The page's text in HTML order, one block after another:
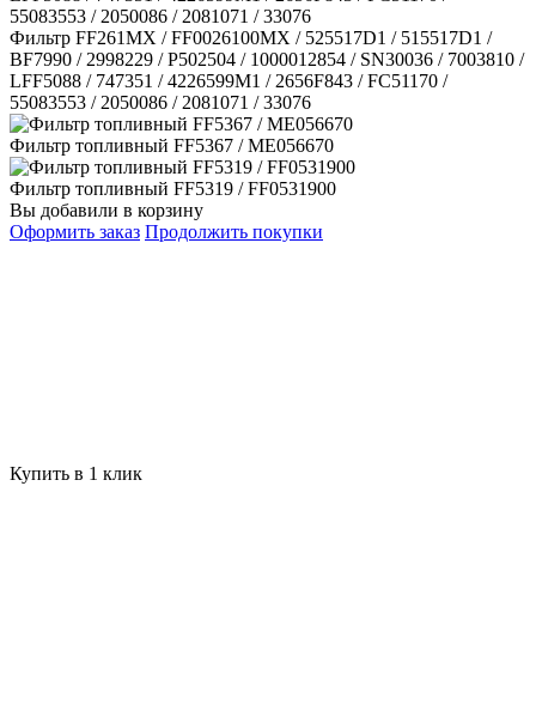
Фильтр FF261MX / FF0026100MX / 525517D1 / 515517D1 /
BF7990 / 2998229 / P502504 / 1000012854 / SN30036 / 7003810 /
LFF5088 / 747351 / 4226599M1 / 2656F843 / FC51170 /
55083553 / 2050086 / 2081071 / 33076
Фильтр топливный FF5367 / ME056670
Фильтр топливный FF5319 / FF0531900
Вы добавили в корзину
Оформить заказ Продолжить покупки
Купить в 1 клик